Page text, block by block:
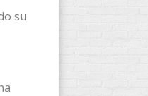
su